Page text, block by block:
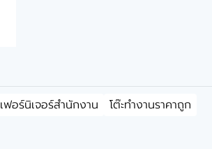
เฟอร์นิเจอร์สำนักงาน โต๊ะทำงานราคาถูก